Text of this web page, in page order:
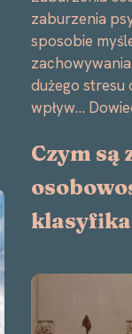
zaburzenia
sposobie
dużego stresu
wpływ…
Czym są